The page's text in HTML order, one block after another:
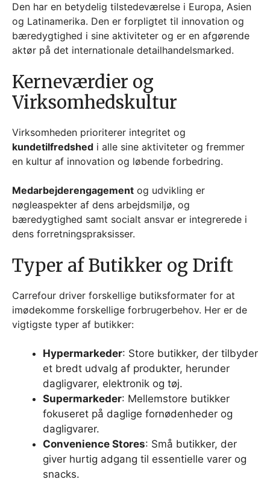
Den har en betydelig tilstedeværelse i Europa, Asien
og Latinamerika. Den er forpligtet til innovation og
bæredygtighed i sine aktiviteter og er en afgørende
aktør på det internationale detailhandelsmarked.
Kerneværdier og
Virksomhedskultur
Virksomheden prioriterer integritet og
kundetilfredshed i alle sine aktiviteter og fremmer
en kultur af innovation og løbende forbedring.
Medarbejderengagement og udvikling er
nøgleaspekter af dens arbejdsmiljø, og
bæredygtighed samt socialt ansvar er integrerede i
dens forretningspraksisser.
Typer af Butikker og Drift
Carrefour driver forskellige butiksformater for at
imødekomme forskellige forbrugerbehov. Her er de
vigtigste typer af butikker:
Hypermarkeder: Store butikker, der tilbyder
et bredt udvalg af produkter, herunder
dagligvarer, elektronik og tøj.
Supermarkeder: Mellemstore butikker
fokuseret på daglige fornødenheder og
dagligvarer.
Convenience Stores: Små butikker, der
giver hurtig adgang til essentielle varer og
snacks.